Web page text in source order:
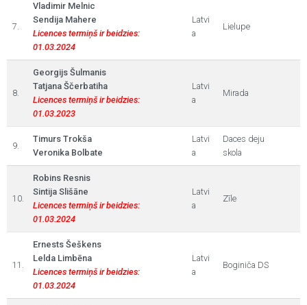
7.
Vladimir Melnic
Sendija Mahere
Licences termiņš ir beidzies:
01.03.2024
Latvi
a
Lielupe
8.
Georgijs Šulmanis
Tatjana Ščerbatiha
Licences termiņš ir beidzies:
01.03.2023
Latvi
a
Mirada
9.
Timurs Trokša
Veronika Bolbate
Latvi
a
Daces deju
skola
10.
Robins Resnis
Sintija Slišāne
Licences termiņš ir beidzies:
01.03.2024
Latvi
a
Zīle
11.
Ernests Šeškens
Lelda Limbēna
Licences termiņš ir beidzies:
01.03.2024
Latvi
a
Boginiča DS